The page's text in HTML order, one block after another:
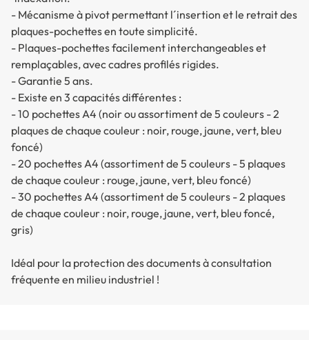
- Mécanisme à pivot permettant l´insertion et le retrait des
plaques-pochettes en toute simplicité.
- Plaques-pochettes facilement interchangeables et
remplaçables, avec cadres profilés rigides.
- Garantie 5 ans.
- Existe en 3 capacités différentes :
- 10 pochettes A4 (noir ou assortiment de 5 couleurs - 2
plaques de chaque couleur : noir, rouge, jaune, vert, bleu
foncé)
- 20 pochettes A4 (assortiment de 5 couleurs - 5 plaques
de chaque couleur : rouge, jaune, vert, bleu foncé)
- 30 pochettes A4 (assortiment de 5 couleurs - 2 plaques
de chaque couleur : noir, rouge, jaune, vert, bleu foncé,
gris)
Idéal pour la protection des documents à consultation
fréquente en milieu industriel !